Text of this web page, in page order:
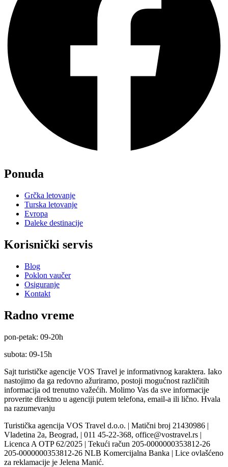
Ponuda
Grčka letovanje
Turska letovanje
Evropa
Daleke destinacije
Korisnički servis
Blog
Poklon vaučer
Osiguranje
Kontakt
Radno vreme
pon-petak: 09-20h
subota: 09-15h
Sajt turističke agencije VOS Travel je informativnog karaktera. Iako
nastojimo da ga redovno ažuriramo, postoji mogućnost različitih
informacija od trenutno važećih. Molimo Vas da sve informacije
proverite direktno u agenciji putem telefona, email-a ili lično. Hvala
na razumevanju
Turistička agencija VOS Travel d.o.o. | Matični broj 21430986 |
Vladetina 2a, Beograd, | 011 45-22-368, office@vostravel.rs |
Licenca A OTP 62/2025 | Tekući račun 205-0000000353812-26
205-0000000353812-26 NLB Komercijalna Banka | Lice ovlašćeno
za reklamacije je Jelena Manić.